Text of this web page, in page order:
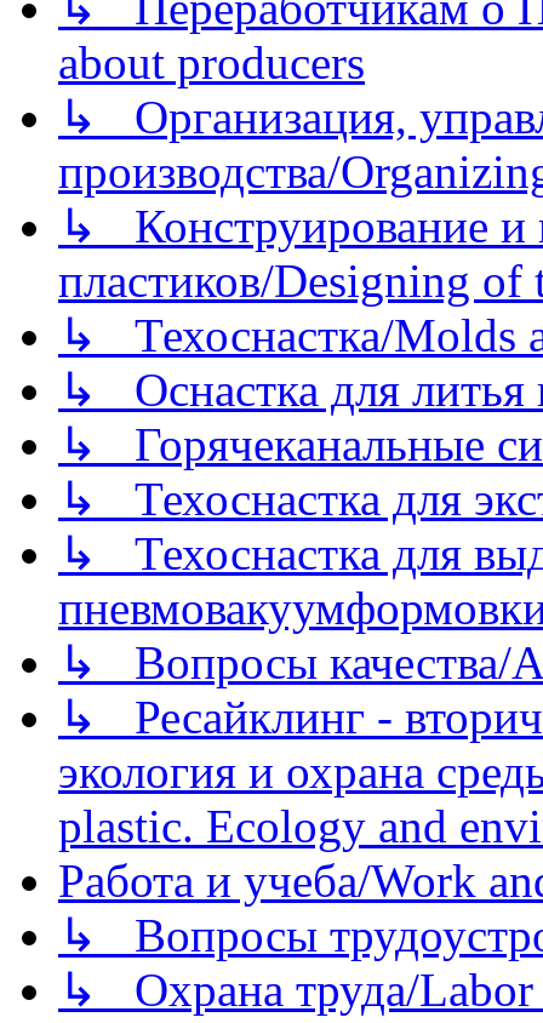
about producers
↳ Организация,
производства/
↳ Конструирование и
пластиков/Designing of
↳ Техоснастка/Molds
↳ Оснастка для литья
↳ Горячеканальные
↳ Техоснастка для
↳ Техоснастка для
↳ Вопросы качества/
↳ Ресайклинг -
экология и охрана
plastic. Ecology and
Работа и учеба/Work
↳ Вопросы
↳ Охрана труда/Labor